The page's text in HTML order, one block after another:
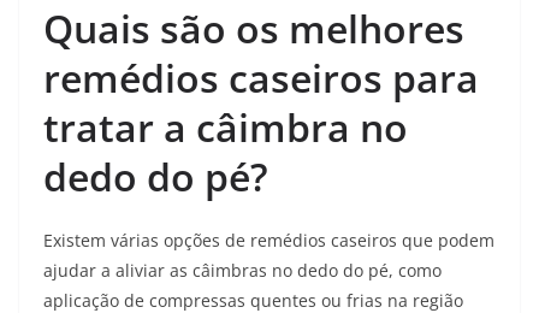
Quais são os melhores
remédios caseiros para
tratar a câimbra no
dedo do pé?
Existem várias opções de remédios caseiros que podem
ajudar a aliviar as câimbras no dedo do pé, como
aplicação de compressas quentes ou frias na região